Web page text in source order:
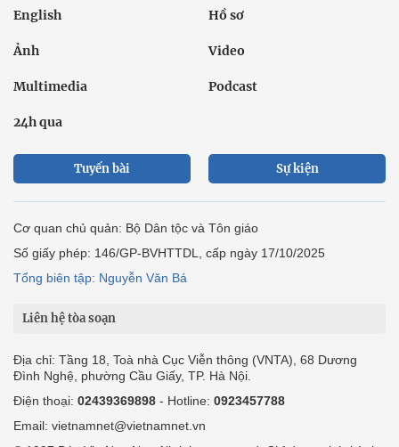
English Hồ sơ
Ảnh Video
Multimedia Podcast
24h qua
Tuyến bài Sự kiện
Cơ quan chủ quản: Bộ Dân tộc và Tôn giáo
Số giấy phép: 146/GP-BVHTTDL, cấp ngày 17/10/2025
Tổng biên tập: Nguyễn Văn Bá
Liên hệ tòa soạn
Địa chỉ: Tầng 18, Toà nhà Cục Viễn thông (VNTA), 68 Dương
Đình Nghệ, phường Cầu Giấy, TP. Hà Nội.
Điện thoại: 02439369898 - Hotline: 0923457788
Email: vietnamnet@vietnamnet.vn